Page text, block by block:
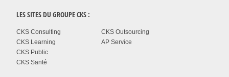
LES SITES DU GROUPECKS :
CKS Consulting
CKS Learning
CKS Public
CKS Santé
CKS Outsourcing
AP Service